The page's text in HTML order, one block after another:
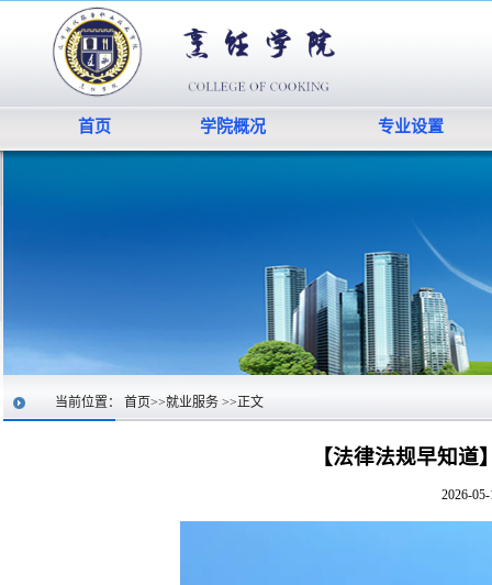
首页 学院概况 专业设置
当前位置： 首页>>就业服务 >>正文
【法律法规早知
2026-